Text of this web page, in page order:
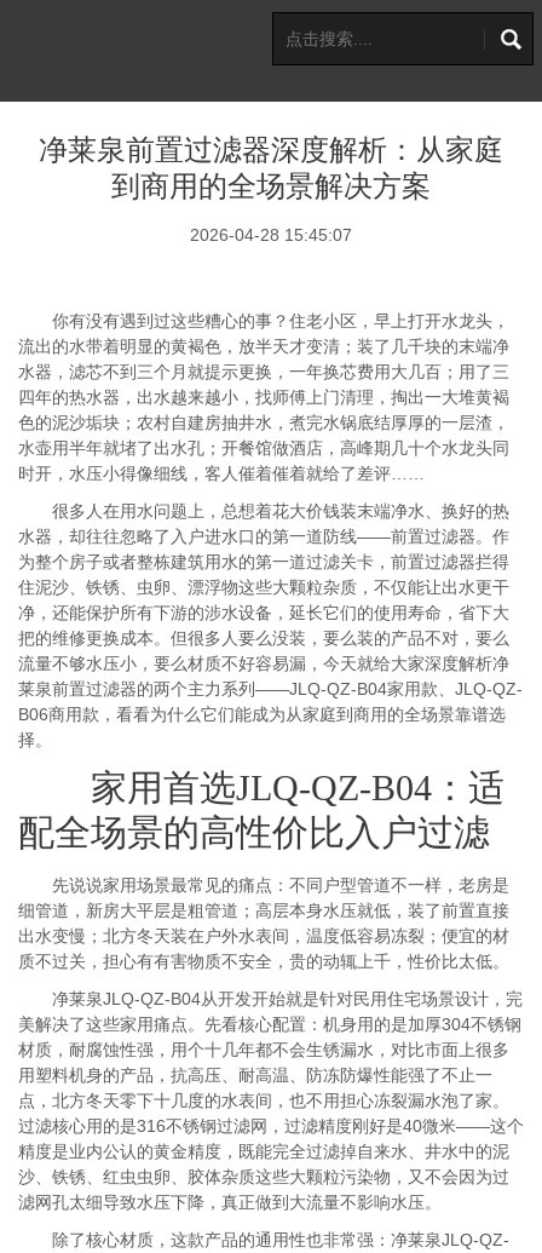
净莱泉前置过滤器深度解析：从家庭
到商用的全场景解决方案
2026-04-28 15:45:07
你有没有遇到过这些糟心的事？住老小区，早上打开水龙头，
流出的水带着明显的黄褐色，放半天才变清；装了几千块的末端净
水器，滤芯不到三个月就提示更换，一年换芯费用大几百；用了三
四年的热水器，出水越来越小，找师傅上门清理，掏出一大堆黄褐
色的泥沙垢块；农村自建房抽井水，煮完水锅底结厚厚的一层渣，
水壶用半年就堵了出水孔；开餐馆做酒店，高峰期几十个水龙头同
时开，水压小得像细线，客人催着催着就给了差评……
很多人在用水问题上，总想着花大价钱装末端净水、换好的热
水器，却往往忽略了入户进水口的第一道防线——前置过滤器。作
为整个房子或者整栋建筑用水的第一道过滤关卡，前置过滤器拦得
住泥沙、铁锈、虫卵、漂浮物这些大颗粒杂质，不仅能让出水更干
净，还能保护所有下游的涉水设备，延长它们的使用寿命，省下大
把的维修更换成本。但很多人要么没装，要么装的产品不对，要么
流量不够水压小，要么材质不好容易漏，今天就给大家深度解析净
莱泉前置过滤器的两个主力系列——JLQ-QZ-B04家用款、JLQ-QZ-
B06商用款，看看为什么它们能成为从家庭到商用的全场景靠谱选
择。
家用首选JLQ-QZ-B04：适
配全场景的高性价比入户过滤
先说说家用场景最常见的痛点：不同户型管道不一样，老房是
细管道，新房大平层是粗管道；高层本身水压就低，装了前置直接
出水变慢；北方冬天装在户外水表间，温度低容易冻裂；便宜的材
质不过关，担心有有害物质不安全，贵的动辄上千，性价比太低。
净莱泉JLQ-QZ-B04从开发开始就是针对民用住宅场景设计，完
美解决了这些家用痛点。先看核心配置：机身用的是加厚304不锈钢
材质，耐腐蚀性强，用个十几年都不会生锈漏水，对比市面上很多
用塑料机身的产品，抗高压、耐高温、防冻防爆性能强了不止一
点，北方冬天零下十几度的水表间，也不用担心冻裂漏水泡了家。
过滤核心用的是316不锈钢过滤网，过滤精度刚好是40微米——这个
精度是业内公认的黄金精度，既能完全过滤掉自来水、井水中的泥
沙、铁锈、红虫虫卵、胶体杂质这些大颗粒污染物，又不会因为过
滤网孔太细导致水压下降，真正做到大流量不影响水压。
除了核心材质，这款产品的通用性也非常强：净莱泉JLQ-QZ-